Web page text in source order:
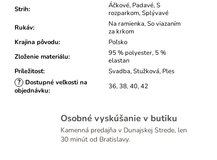
Strih:
Áčkové, Padavé, S
rozparkom, Splývavé
Rukáv:
Na ramienka, So viazaním
za krkom
Krajina pôvodu:
Poľsko
Zloženie materiálu:
95 % polyester, 5 %
elastan
Príležitosť: Svadba, Stužková, Ples
?
Dostupné veľkosti na
objednávku: 36, 38, 40, 42
Osobné vyskúšanie v butiku
Kamenná predajňa v Dunajskej Strede, len
30 minút od Bratislavy.